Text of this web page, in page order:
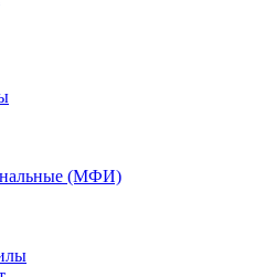
(МФИ)